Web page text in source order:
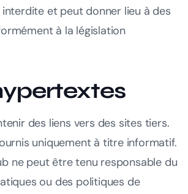
et peut donner lieu à des
à la législation
des liens vers des sites tiers.
uniquement à titre informatif.
ne peut être tenu responsable du
ou des politiques de